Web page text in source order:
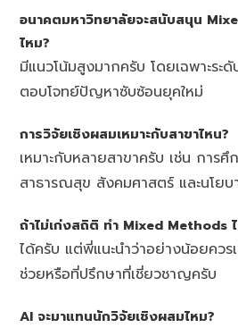
อนาคตมหาวิทยาลัยจะสนับสนุน
ไหม?
มีแนวโน้มสูงมากครับ โดยเฉพาะระ
ตอบโจทย์ปัญหาซับซ้อนยุคใหม่
การวิจัยเชิงผสมเหมาะกับสาขาไหน?
เหมาะกับหลายสาขาครับ เช่น การศึ
สาธารณสุข สังคมศาสตร์ และนโยบ
ถ้าไม่เก่งสถิติ ทำ Mixed Methods
ได้ครับ แต่พี่แนะนำว่าอย่างน้อยควร
ช่วยหรือที่ปรึกษาที่เชี่ยวชาญครับ
AI จะมาแทนนักวิจัยเชิงผสมไหม?